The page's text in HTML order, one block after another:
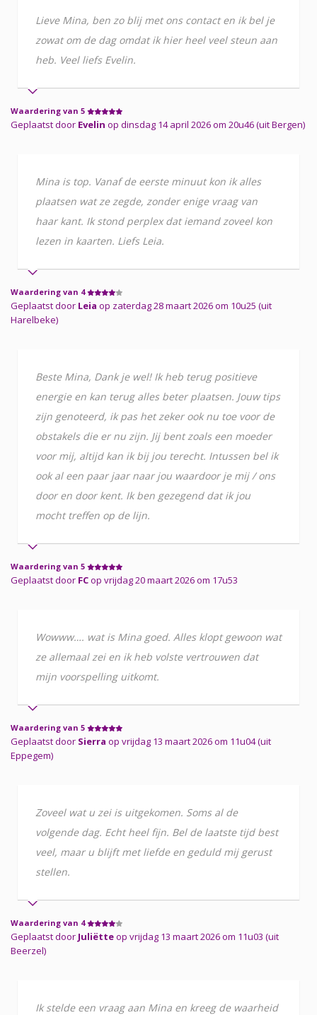
Lieve Mina, ben zo blij met ons contact en ik bel je
zowat om de dag omdat ik hier heel veel steun aan
heb. Veel liefs Evelin.
Waardering van 5
Geplaatst door Evelin op dinsdag 14 april 2026 om 20u46 (uit Bergen)
Mina is top. Vanaf de eerste minuut kon ik alles
plaatsen wat ze zegde, zonder enige vraag van
haar kant. Ik stond perplex dat iemand zoveel kon
lezen in kaarten. Liefs Leia.
Waardering van 4
Geplaatst door Leia op zaterdag 28 maart 2026 om 10u25 (uit
Harelbeke)
Beste Mina, Dank je wel! Ik heb terug positieve
energie en kan terug alles beter plaatsen. Jouw tips
zijn genoteerd, ik pas het zeker ook nu toe voor de
obstakels die er nu zijn. Jij bent zoals een moeder
voor mij, altijd kan ik bij jou terecht. Intussen bel ik
ook al een paar jaar naar jou waardoor je mij / ons
door en door kent. Ik ben gezegend dat ik jou
mocht treffen op de lijn.
Waardering van 5
Geplaatst door FCop vrijdag 20 maart 2026 om 17u53
Wowww…. wat is Mina goed. Alles klopt gewoon wat
ze allemaal zei en ik heb volste vertrouwen dat
mijn voorspelling uitkomt.
Waardering van 5
Geplaatst door Sierra op vrijdag 13 maart 2026 om 11u04 (uit
Eppegem)
Zoveel wat u zei is uitgekomen. Soms al de
volgende dag. Echt heel fijn. Bel de laatste tijd best
veel, maar u blijft met liefde en geduld mij gerust
stellen.
Waardering van 4
Geplaatst door Juliëtteop vrijdag 13 maart 2026 om 11u03 (uit
Beerzel)
Ik stelde een vraag aan Mina en kreeg de waarheid